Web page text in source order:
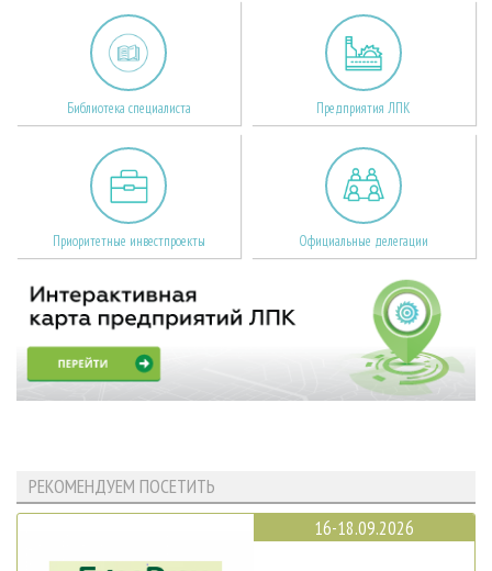
Библиотека специалиста Предприятия ЛПК
Приоритетные инвестпроекты Официальные делегации
РЕКОМЕНДУЕМ ПОСЕТИТЬ
16-18.09.2026